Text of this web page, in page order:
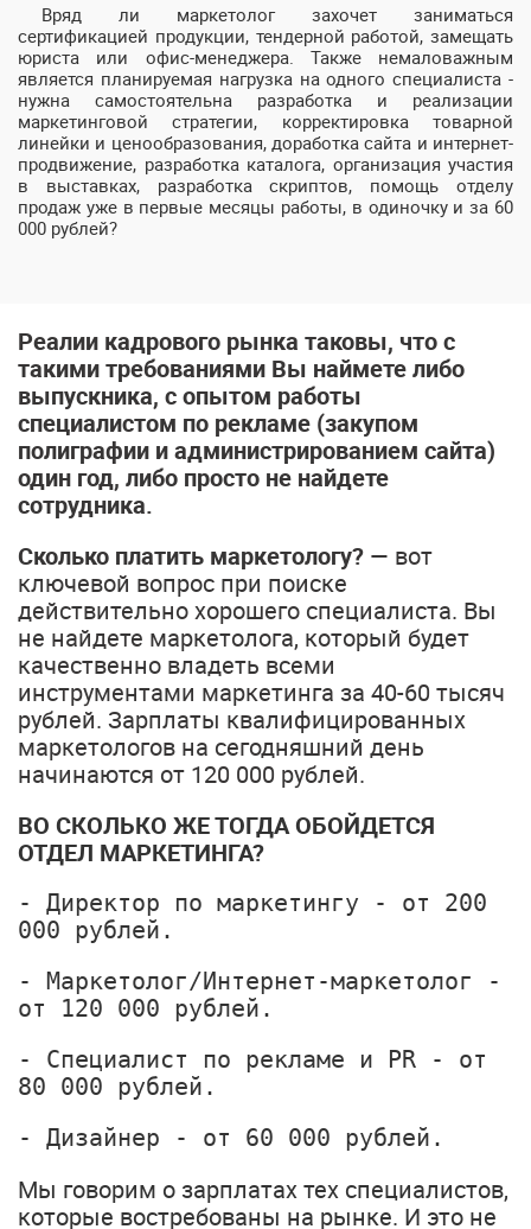
Вряд ли маркетолог захочет заниматься
сертификацией продукции, тендерной работой, замещать
юриста или офис-менеджера. Также немаловажным
является планируемая нагрузка на одного специалиста -
нужна самостоятельна разработка и реализации
маркетинговой стратегии, корректировка товарной
линейки и ценообразования, доработка сайта и интернет-
продвижение, разработка каталога, организация участия
в выставках, разработка скриптов, помощь отделу
продаж уже в первые месяцы работы, в одиночку и за 60
000 рублей?
Реалии кадрового рынка таковы, что с
такими требованиями Вы наймете либо
выпускника, с опытом работы
специалистом по рекламе (закупом
полиграфии и администрированием сайта)
один год, либо просто не найдете
сотрудника.
Сколько платить маркетологу? — вот
ключевой вопрос при поиске
действительно хорошего специалиста. Вы
не найдете маркетолога, который будет
качественно владеть всеми
инструментами маркетинга за 40-60 тысяч
рублей. Зарплаты квалифицированных
маркетологов на сегодняшний день
начинаются от 120 000 рублей.
ВО СКОЛЬКО ЖЕ ТОГДА ОБОЙДЕТСЯ
ОТДЕЛ МАРКЕТИНГА?
- Директор по маркетингу - от 200
000 рублей.
- Маркетолог/Интернет-маркетолог -
от 120 000 рублей.
- Специалист по рекламе и PR - от
80 000 рублей.
- Дизайнер - от 60 000 рублей.
Мы говорим о зарплатах тех специалистов,
которые востребованы на рынке. И это не